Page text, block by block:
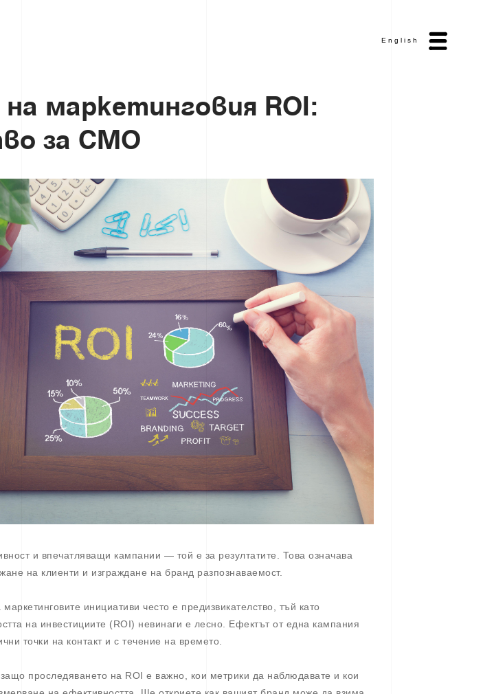
English
на маркетинговия ROI:
во за CMO
и впечатляващи кампании — той е за резултатите. Това означава
на клиенти и изграждане на бранд разпознаваемост.
инициативи често е предизвикателство, тъй като
на инвестициите (ROI) невинаги е лесно. Ефектът от една кампания
точки на контакт и с течение на времето.
проследяването на ROI е важно, кои метрики да наблюдавате и кои